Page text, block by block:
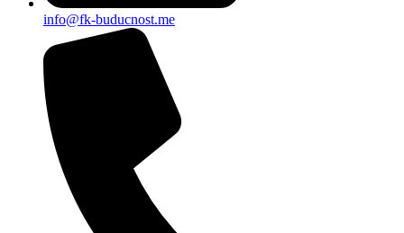
info@fk-buducnost.me